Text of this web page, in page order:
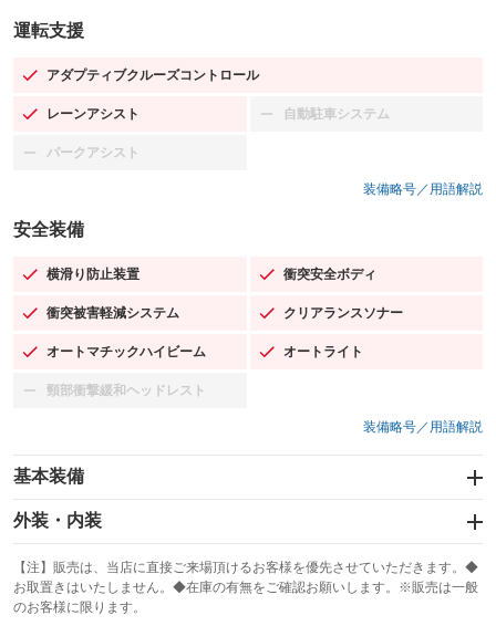
運転支援
アダプティブクルーズコントロール
：装備あり
レーンアシスト
：装備あり 自動駐車システム
：装備なし
パークアシスト
：装備なし
装備略号／用語解説
安全装備
横滑り防止装置
：装備あり 衝突安全ボディ
：装備あり
衝突被害軽減システム
：装備あり クリアランスソナー
：装備あり
オートマチックハイビーム
：装備あり オートライト
：装備あり
頸部衝撃緩和ヘッドレスト
：装備なし
装備略号／用語解説
基本装備
エアバッグ：運転席/助手席/サイド
：装備あり
：装備なし
サンルーフ
：装備なし ABS
外装・内装
カーナビ：メモリーナビ他
：装備あり
TV：フルセグ
：装備あり
【注】販売は、当店に直接ご来場頂けるお客様を優先させていただきます。◆
お取置きはいたしません。◆在庫の有無をご確認お願いします。※販売は一般
のお客様に限ります。